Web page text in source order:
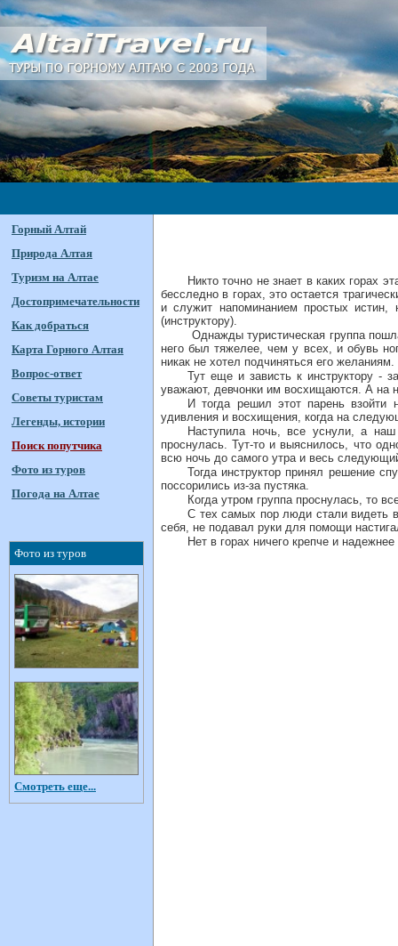
Горный Алтай
Природа Алтая
Туризм на Алтае
Достопримечательности
Как добраться
Карта Горного Алтая
Вопрос-ответ
Советы туристам
Легенды, истории
Поиск попутчика
Фото из туров
Погода на Алтае
Фото из туров
Смотреть еще...
Никто точно не знает в каких горах
бесследно в горах, это остается
и служит напоминанием простых
(инструктору).
Однажды туристическая группа
него был тяжелее, чем у всех, и обувь
никак не хотел подчиняться его желаниям.
Тут еще и зависть к инструктору -
уважают, девчонки им восхищаются. А на
И тогда решил этот парень взойти
удивления и восхищения, когда на
Наступила ночь, все уснули, а наш
проснулась. Тут-то и выяснилось, что
всю ночь до самого утра и весь
Тогда инструктор принял решение
поссорились из-за пустяка.
Когда утром группа проснулась, то
С тех самых пор люди стали видеть
себя, не подавал руки для помощи
Нет в горах ничего крепче и